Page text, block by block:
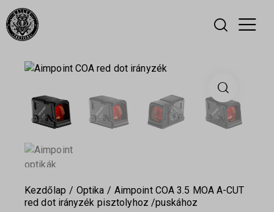
Kezdőlap Optika
Aimpoint COA 3.5 MOA A-CUT
red dot irányzék pisztolyhoz /puskához